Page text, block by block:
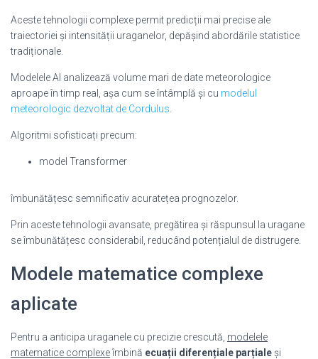
Aceste tehnologii complexe permit predicții mai precise ale
traiectoriei și intensității uraganelor, depășind abordările statistice
tradiționale.
Modelele AI analizează volume mari de date meteorologice
aproape în timp real, așa cum se întâmplă și cu modelul
meteorologic dezvoltat de Cordulus
Algoritmi sofisticați precum:
model Transformer
îmbunătățesc semnificativ acuratețea prognozelor.
Prin aceste tehnologii avansate, pregătirea și răspunsul la uragane
se îmbunătățesc considerabil, reducând potențialul de distrugere.
Modele matematice complexe
aplicate
Pentru a anticipa uraganele cu precizie crescută, modelele
matematice complexeîmbină ecuații diferențiale parțialeși